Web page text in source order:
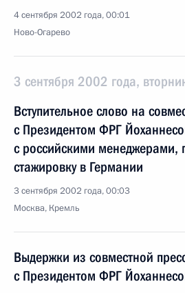
4 сентября 2002 года, 00:01
Ново-Огарево
3 сентября 2002 года,
Вступительное слово на
с Президентом ФРГ
с российскими
стажировку в Германии
3 сентября 2002 года, 00:03
Москва, Кремль
Выдержки из совместной
с Президентом ФРГ